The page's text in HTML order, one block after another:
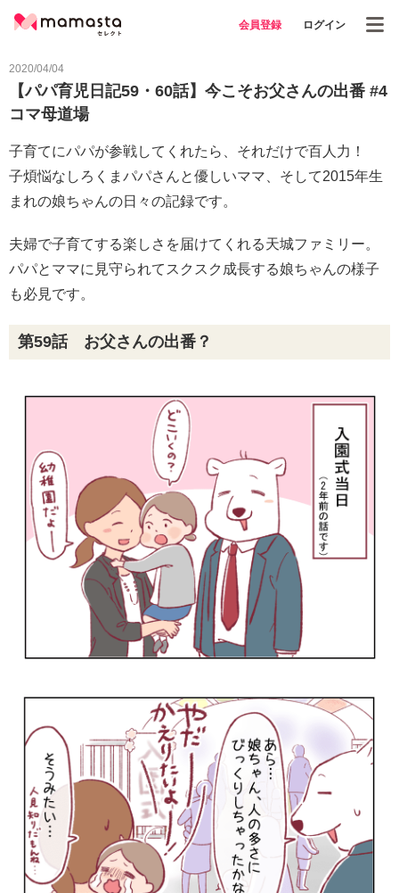
会員登録 ログイン
2020/04/04
【パパ育児日記59・60話】今こそお父さんの出番 #4
コマ母道場
子育てにパパが参戦してくれたら、それだけで百人力！
子煩悩なしろくまパパさんと優しいママ、そして2015年生
まれの娘ちゃんの日々の記録です。
夫婦で子育てする楽しさを届けてくれる天城ファミリー。
パパとママに見守られてスクスク成長する娘ちゃんの様子
も必見です。
第59話 お父さんの出番？